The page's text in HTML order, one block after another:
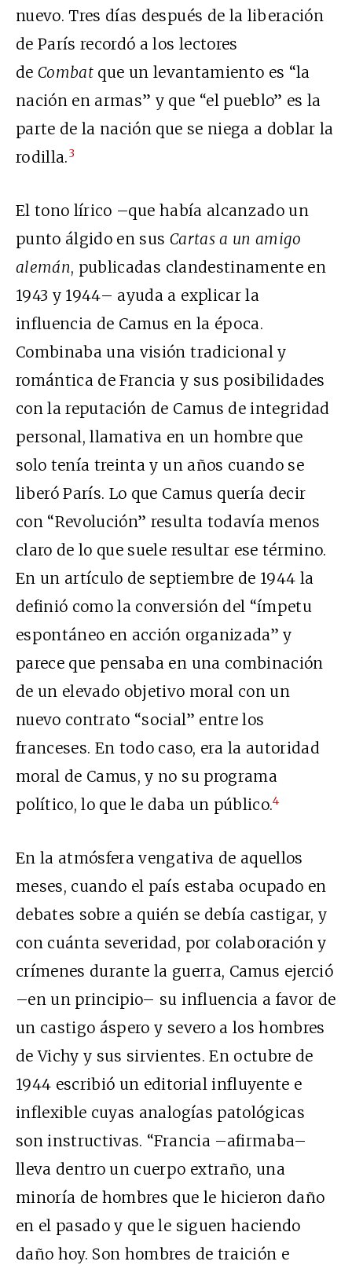
nuevo. Tres días después de la liberación
de París recordó a los lectores
deCombat que un levantamiento es “la
nación en armas” y que “el pueblo” es la
parte de la nación que se niega a doblar la
rodilla.3
El tono lírico –que había alcanzado un
punto álgido en sus Cartas a un amigo
alemán, publicadas clandestinamente en
1943 y 1944– ayuda a explicar la
influencia de Camus en la época.
Combinaba una visión tradicional y
romántica de Francia y sus posibilidades
con la reputación de Camus de integridad
personal, llamativa en un hombre que
solo tenía treinta y un años cuando se
liberó París. Lo que Camus quería decir
con “Revolución” resulta todavía menos
claro de lo que suele resultar ese término.
En un artículo de septiembre de 1944 la
definió como la conversión del “ímpetu
espontáneo en acción organizada” y
parece que pensaba en una combinación
de un elevado objetivo moral con un
nuevo contrato “social” entre los
franceses. En todo caso, era la autoridad
moral de Camus, y no su programa
político, lo que le daba un público.4
En la atmósfera vengativa de aquellos
meses, cuando el país estaba ocupado en
debates sobre a quién se debía castigar, y
con cuánta severidad, por colaboración y
crímenes durante la guerra, Camus ejerció
–en un principio– su influencia a favor de
un castigo áspero y severo a los hombres
de Vichy y sus sirvientes. En octubre de
1944 escribió un editorial influyente e
inflexible cuyas analogías patológicas
son instructivas. “Francia –afirmaba–
lleva dentro un cuerpo extraño, una
minoría de hombres que le hicieron daño
en el pasado y que le siguen haciendo
daño hoy. Son hombres de traición e